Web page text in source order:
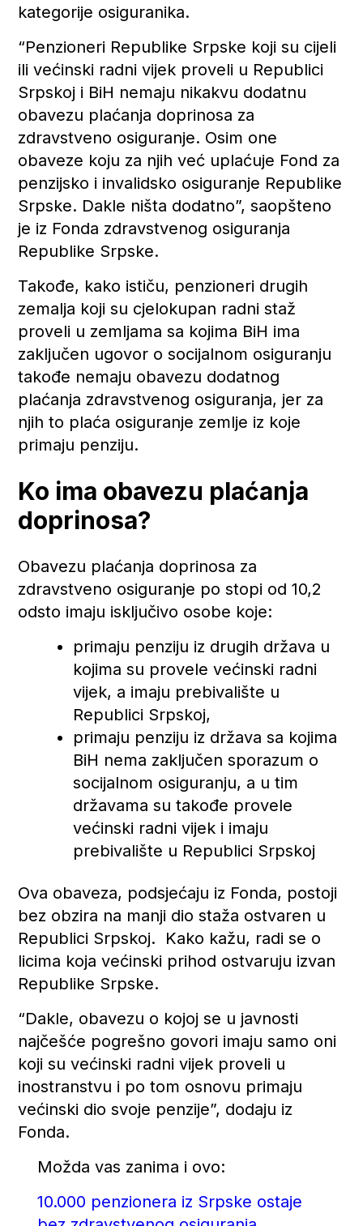
kategorije osiguranika.
“Penzioneri Republike Srpske koji su cijeli
ili većinski radni vijek proveli u Republici
Srpskoj i BiH nemaju nikakvu dodatnu
obavezu plaćanja doprinosa za
zdravstveno osiguranje. Osim one
obaveze koju za njih već uplaćuje Fond za
penzijsko i invalidsko osiguranje Republike
Srpske. Dakle ništa dodatno”, saopšteno
je iz Fonda zdravstvenog osiguranja
Republike Srpske.
Takođe, kako ističu, penzioneri drugih
zemalja koji su cjelokupan radni staž
proveli u zemljama sa kojima BiH ima
zaključen ugovor o socijalnom osiguranju
takođe nemaju obavezu dodatnog
plaćanja zdravstvenog osiguranja, jer za
njih to plaća osiguranje zemlje iz koje
primaju penziju.
Ko ima obavezu plaćanja
doprinosa?
Obavezu plaćanja doprinosa za
zdravstveno osiguranje po stopi od 10,2
odsto imaju isključivo osobe koje:
primaju penziju iz drugih država u
kojima su provele većinski radni
vijek, a imaju prebivalište u
Republici Srpskoj,
primaju penziju iz država sa kojima
BiH nema zaključen sporazum o
socijalnom osiguranju, a u tim
državama su takođe provele
većinski radni vijek i imaju
prebivalište u Republici Srpskoj
Ova obaveza, podsjećaju iz Fonda, postoji
bez obzira na manji dio staža ostvaren u
Republici Srpskoj. Kako kažu, radi se o
licima koja većinski prihod ostvaruju izvan
Republike Srpske.
“Dakle, obavezu o kojoj se u javnosti
najčešće pogrešno govori imaju samo oni
koji su većinski radni vijek proveli u
inostranstvu i po tom osnovu primaju
većinski dio svoje penzije”, dodaju iz
Fonda.
Možda vas zanima i ovo:
10.000 penzionera iz Srpske ostaje